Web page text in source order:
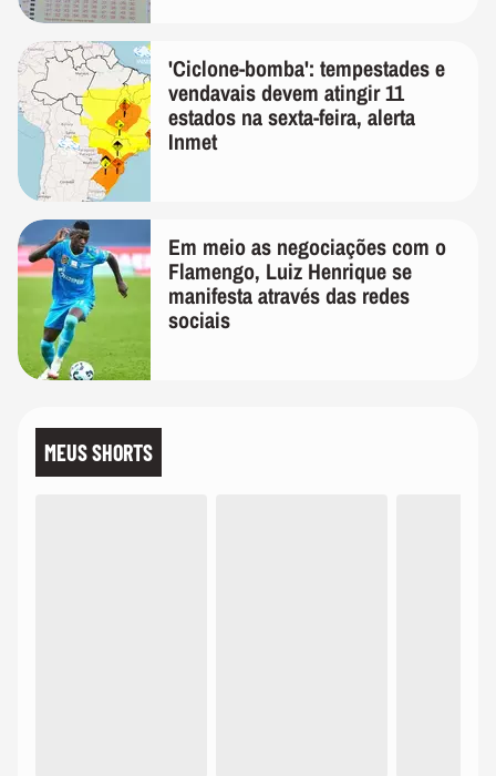
'Ciclone-bomba': tempestades e
vendavais devem atingir 11
estados na sexta-feira, alerta
Inmet
Em meio as negociações com o
Flamengo, Luiz Henrique se
manifesta através das redes
sociais
MEUS SHORTS